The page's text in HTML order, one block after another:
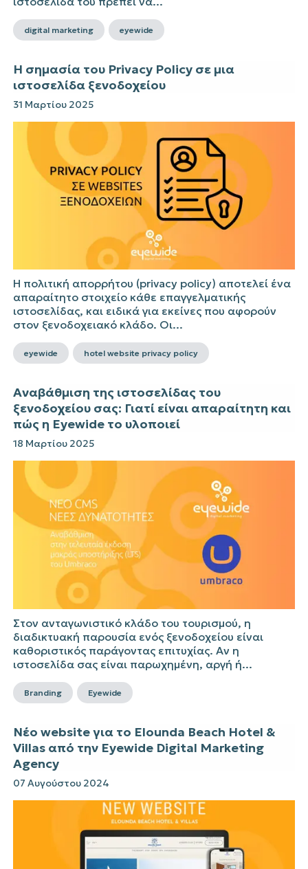
digital marketing eyewide
Η σημασία του Privacy Policy σε μια
ιστοσελίδα ξενοδοχείου
31 Μαρτίου 2025
Η πολιτική απορρήτου (privacy policy) αποτελεί ένα
απαραίτητο στοιχείο κάθε επαγγελματικής
ιστοσελίδας, και ειδικά για εκείνες που αφορούν
στον ξενοδοχειακό κλάδο. Οι...
eyewide hotel website privacy policy
Αναβάθμιση της ιστοσελίδας του
ξενοδοχείου σας: Γιατί είναι απαραίτητη και
πώς η Eyewide το υλοποιεί
18 Μαρτίου 2025
Στον ανταγωνιστικό κλάδο του τουρισμού, η
διαδικτυακή παρουσία ενός ξενοδοχείου είναι
καθοριστικός παράγοντας επιτυχίας. Αν η
ιστοσελίδα σας είναι παρωχημένη, αργή ή...
Branding Eyewide
Νέο website για το Elounda Beach Hotel &
Villas από την Eyewide Digital Marketing
Agency
07 Αυγούστου 2024